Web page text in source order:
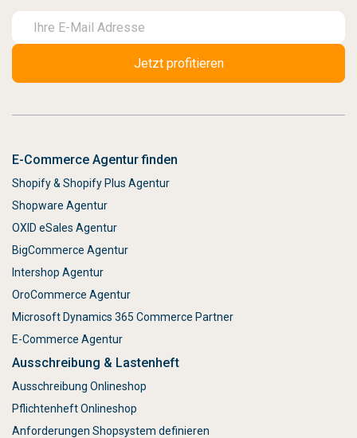
E-Commerce Agentur finden
Shopify & Shopify Plus Agentur
Shopware Agentur
OXID eSales Agentur
BigCommerce Agentur
Intershop Agentur
OroCommerce Agentur
Microsoft Dynamics 365 Commerce Partner
E-Commerce Agentur
Ausschreibung & Lastenheft
Ausschreibung Onlineshop
Pflichtenheft Onlineshop
Anforderungen Shopsystem definieren